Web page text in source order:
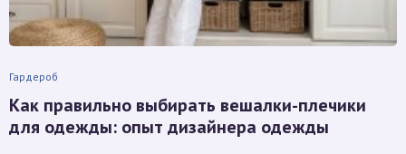
Гардероб
Как правильно выбирать вешалки-плечики
для одежды: опыт дизайнера одежды